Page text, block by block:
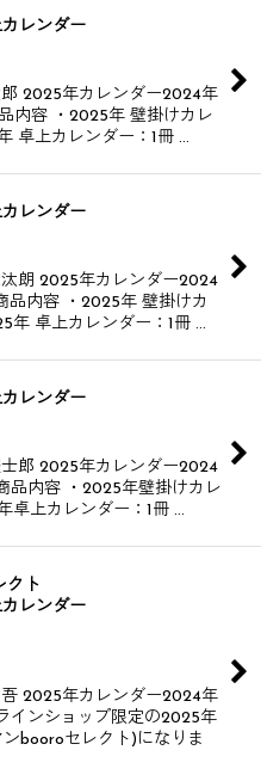
レンダー
2025年カレンダー​ 2024年
内容 ・2025年 壁掛けカレ
卓上カレンダー：1冊 …
レンダー
朗 2025年カレンダー​ 2024
品内容 ・2025年 壁掛けカ
年 卓上カレンダー：1冊 …
レンダー
郎 2025年カレンダー​ 2024
品内容 ・2025年壁掛けカレ
卓上カレンダー：1冊 …
クト
レンダー
2025年カレンダー​ 2024年
インショップ限定の2025年
booroセレクト)になりま